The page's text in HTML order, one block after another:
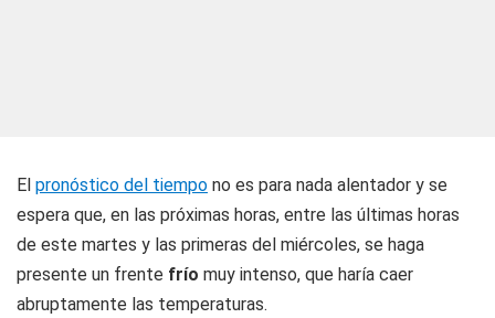
El pronóstico del tiempo no es para nada alentador y se
espera que, en las próximas horas, entre las últimas horas
de este martes y las primeras del miércoles, se haga
presente un frente frío muy intenso, que haría caer
abruptamente las temperaturas.